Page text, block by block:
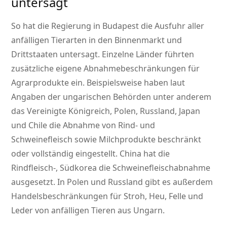
So hat die Regierung in Budapest die Ausfuhr aller
anfälligen Tierarten in den Binnenmarkt und
Drittstaaten untersagt. Einzelne Länder führten
zusätzliche eigene Abnahmebeschränkungen für
Agrarprodukte ein. Beispielsweise haben laut
Angaben der ungarischen Behörden unter anderem
das Vereinigte Königreich, Polen, Russland, Japan
und Chile die Abnahme von Rind- und
Schweinefleisch sowie Milchprodukte beschränkt
oder vollständig eingestellt. China hat die
Rindfleisch-, Südkorea die Schweinefleischabnahme
ausgesetzt. In Polen und Russland gibt es außerdem
Handelsbeschränkungen für Stroh, Heu, Felle und
Leder von anfälligen Tieren aus Ungarn.